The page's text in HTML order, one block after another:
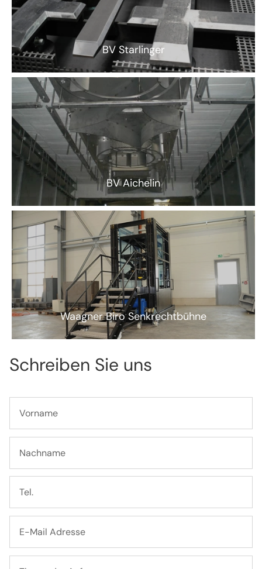
BV Starlinger
BV Aichelin
Waagner Biro Senkrechtbühne
Schreiben Sie uns